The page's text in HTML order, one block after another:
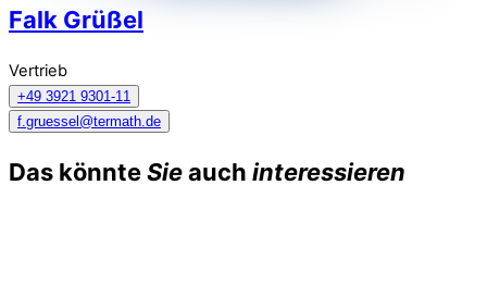
Falk Grüßel
Vertrieb
+49 3921 9301-11
f.gruessel@termath.de
Das könnteSieauch interessieren